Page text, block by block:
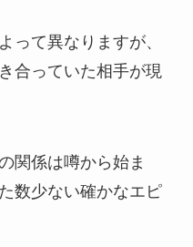
って異なりますが、
合っていた相手が現
関係は噂から始ま
数少ない確かなエピ